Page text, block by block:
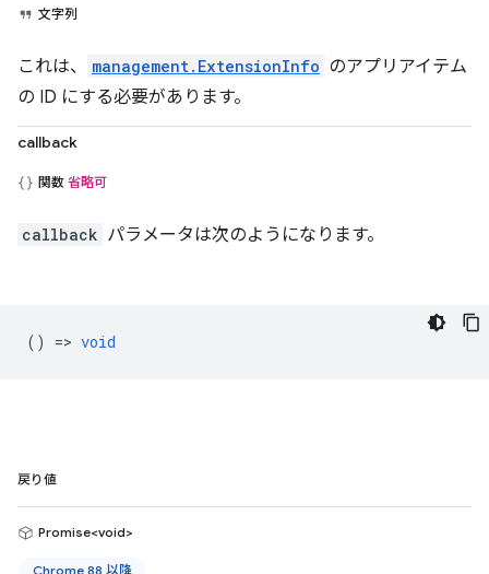
文字列
これは、 management.ExtensionInfo のアプリアイテム
の ID にする必要があります。
callback
関数 省略可
callback パラメータは次のようになります。
() => void
戻り値
Promise<void>
Chrome 88 以降